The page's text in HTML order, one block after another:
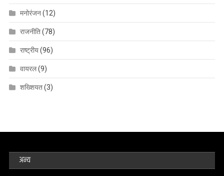
मनोरंजन(12)
राजनीति(78)
राष्ट्रीय(96)
वायरल(9)
शख्शियत(3)
अन्य